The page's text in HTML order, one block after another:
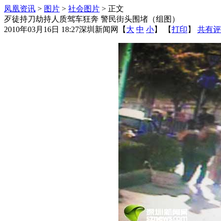
凤凰资讯 > 图片 > 社会图片 > 正文
歹徒持刀劫持人质驾车狂奔 警民街头围堵（组图）
2010年03月16日 18:27深圳新闻网 【 大 中 小】 【打印 】 共有